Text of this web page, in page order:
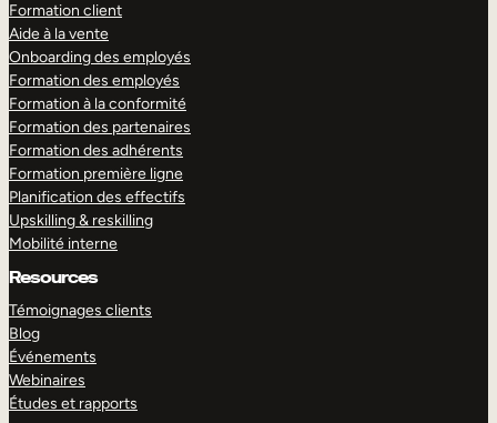
Formation client
Aide à la vente
Onboarding des employés
Formation des employés
Formation à la conformité
Formation des partenaires
Formation des adhérents
Formation première ligne
Planification des effectifs
Upskilling & reskilling
Mobilité interne
Resources
Témoignages clients
Blog
Événements
Webinaires
Études et rapports